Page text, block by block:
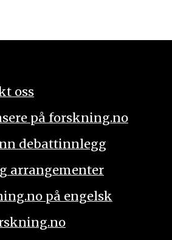
oss
på forskning.no
debattinnlegg
arrangementer
på engelsk